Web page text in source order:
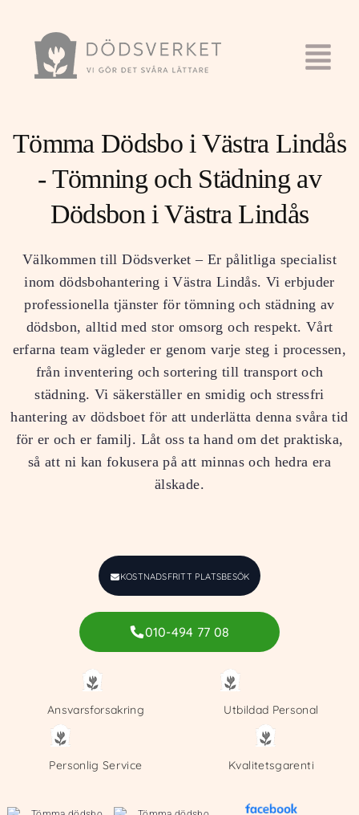
Tömma Dödsbo i Västra Lindås
- Tömning och Städning av
Dödsbon i Västra Lindås
Välkommen till Dödsverket – Er pålitliga specialist
inom dödsbohantering i Västra Lindås. Vi erbjuder
professionella tjänster för tömning och städning av
dödsbon, alltid med stor omsorg och respekt. Vårt
erfarna team vägleder er genom varje steg i processen,
från inventering och sortering till transport och
städning. Vi säkerställer en smidig och stressfri
hantering av dödsboet för att underlätta denna svåra tid
för er och er familj. Låt oss ta hand om det praktiska,
så att ni kan fokusera på att minnas och hedra era
älskade.
KOSTNADSFRITT PLATSBESÖK
010-494 77 08
Ansvarsforsakring Utbildad Personal
Personlig Service Kvalitetsgarenti